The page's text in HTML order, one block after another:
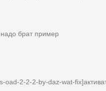
надо брат пример
oad-2-2-2-by-daz-wat-